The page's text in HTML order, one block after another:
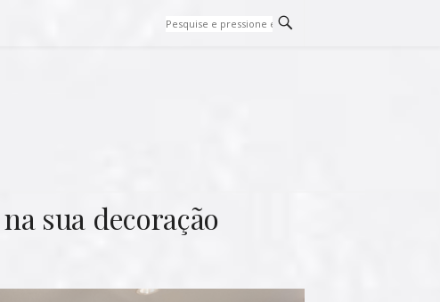
sua decoração